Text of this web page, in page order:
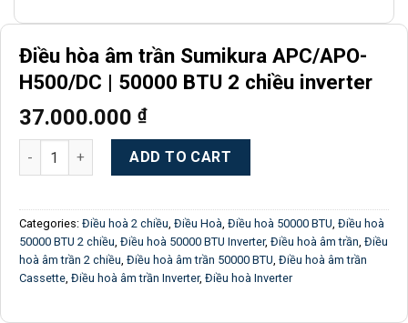
Điều hòa âm trần Sumikura APC/APO-
H500/DC | 50000 BTU 2 chiều inverter
37.000.000 ₫
Điều hòa âm trần Sumikura APC/APO-H500/DC | 50000 BTU
ADD TO CART
Categories: Điều hoà 2 chiều Điều Hoà Điều hoà 50000 BTU Điều hoà
50000 BTU 2 chiều Điều hoà 50000 BTU Inverter, Điều hoà âm trần Điều
hoà âm trần 2 chiều Điều hoà âm trần 50000 BTU Điều hoà âm trần
Cassette Điều hoà âm trần Inverter, Điều hoà Inverter